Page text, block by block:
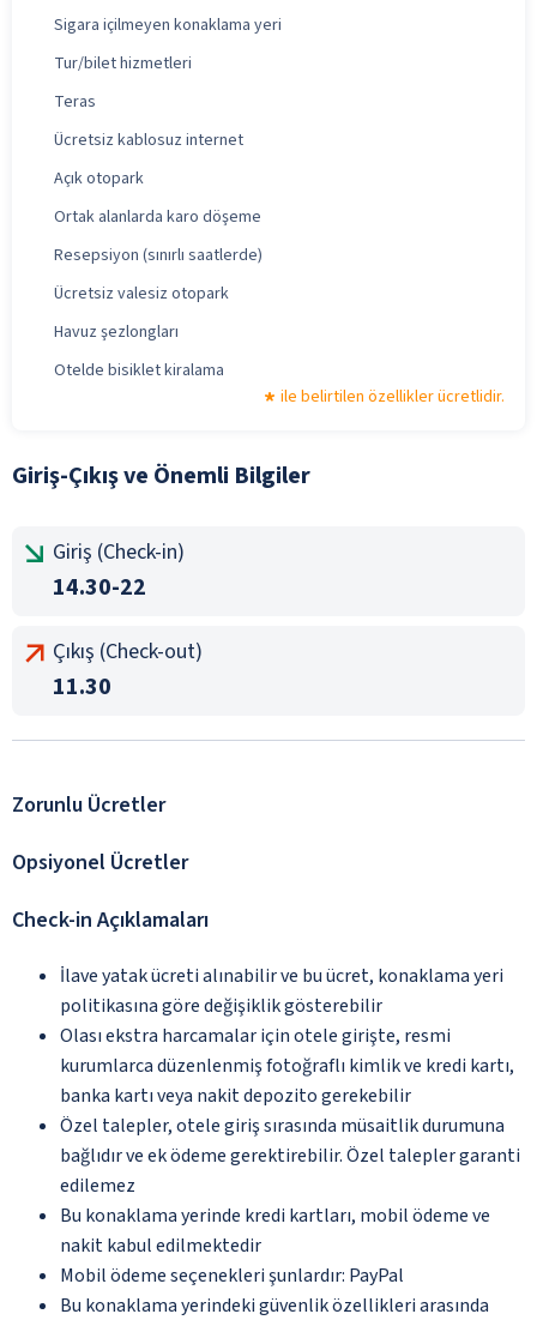
Sigara içilmeyen konaklama yeri
Tur/bilet hizmetleri
Teras
Ücretsiz kablosuz internet
Açık otopark
Ortak alanlarda karo döşeme
Resepsiyon (sınırlı saatlerde)
Ücretsiz valesiz otopark
Havuz şezlongları
Otelde bisiklet kiralama
ile belirtilen özellikler ücretlidir.
Giriş-Çıkış ve Önemli Bilgiler
Giriş (Check-in)
14.30-22
Çıkış (Check-out)
11.30
Zorunlu Ücretler
Opsiyonel Ücretler
Check-in Açıklamaları
İlave yatak ücreti alınabilir ve bu ücret, konaklama yeri
politikasına göre değişiklik gösterebilir
Olası ekstra harcamalar için otele girişte, resmi
kurumlarca düzenlenmiş fotoğraflı kimlik ve kredi kartı,
banka kartı veya nakit depozito gerekebilir
Özel talepler, otele giriş sırasında müsaitlik durumuna
bağlıdır ve ek ödeme gerektirebilir. Özel talepler garanti
edilemez
Bu konaklama yerinde kredi kartları, mobil ödeme ve
nakit kabul edilmektedir
Mobil ödeme seçenekleri şunlardır: PayPal
Bu konaklama yerindeki güvenlik özellikleri arasında